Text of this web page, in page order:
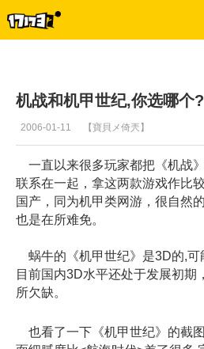
机战和机甲世纪,你选哪个?
2006-01-11 【寶貝メ倚兲】
一直以来很多玩家都把《机战
联系在一起，拿这两款游戏作比
国产，同为机甲类网游，很自然
也是在所难免。
蜗牛的《机甲世纪》是3D的,可
目前国内3D水平还处于发展初期
所欠缺。
也看了一下《机甲世纪》的截